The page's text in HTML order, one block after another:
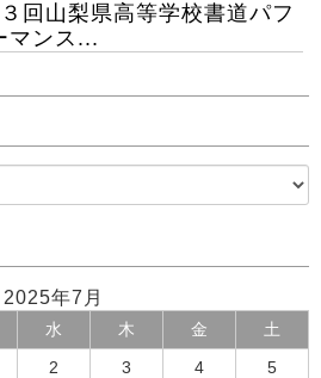
回山梨県高等学校書道パフ
マンス...
2025年7月
水 木 金 土
2 3 4 5